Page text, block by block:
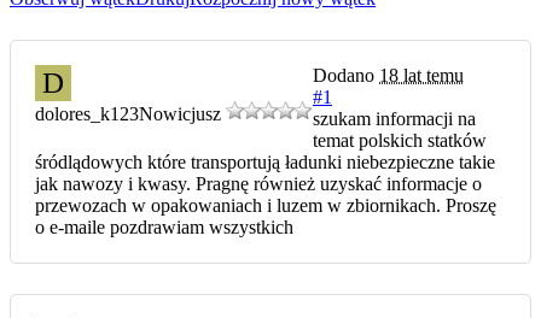
D
dolores_k123Nowicjusz
Dodano 18 lat temu
#1
szukam informacji na
temat polskich statków
śródlądowych które transportują ładunki niebezpieczne takie
jak nawozy i kwasy. Pragnę również uzyskać informacje o
przewozach w opakowaniach i luzem w zbiornikach. Proszę
o e-maile pozdrawiam wszystkich